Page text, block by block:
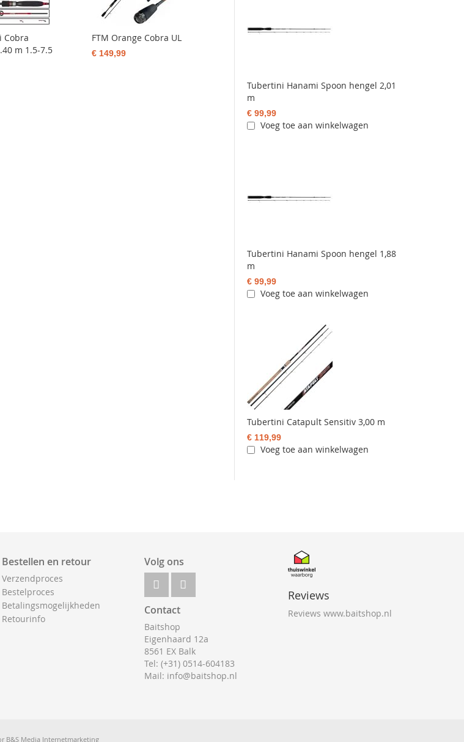
Tubertini Hanami Spoon hengel 2,01
m
€ 99,99
Voeg toe aan winkelwagen
Tubertini Hanami Spoon hengel 1,88
m
€ 99,99
Voeg toe aan winkelwagen
Tubertini Catapult Sensitiv 3,00 m
€ 119,99
Voeg toe aan winkelwagen
Cobra
m 1.5-7.5
FTM Orange Cobra UL
€ 149,99
Bestellen en retour
Verzendproces
Bestelproces
Betalingsmogelijkheden
Retourinfo
Volg ons
Contact
Baitshop
Eigenhaard 12a
8561 EX Balk
Tel: (+31) 0514-604183
Mail: info@baitshop.nl
Reviews
Reviews www.baitshop.nl
B&S Media Internetmarketing